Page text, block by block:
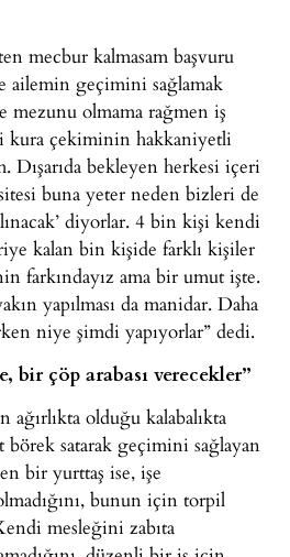
mecbur kalmasam başvuru
ailemin geçimini sağlamak
mezunu olmama rağmen iş
kura çekiminin hakkaniyetli
Dışarıda bekleyen herkesi içeri
buna yeter neden bizleri de
diyorlar. 4 bin kişi kendi
kalan bin kişide farklı kişiler
farkındayız ama bir umut işte.
yapılması da manidar. Daha
niye şimdi yapıyorlar” dedi.
bir çöp arabası verecekler”
olduğu kalabalıkta
börek satarak geçimini sağlayan
bir yurttaş ise, işe
bunun için torpil
mesleğini zabıta